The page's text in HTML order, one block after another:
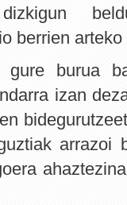
berrien arteko
burua
izan
arrazoi